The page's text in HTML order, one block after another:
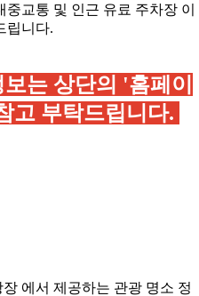
는 상단의 '홈페이
고 부탁드립니다.
에서 제공하는 관광 명소 정